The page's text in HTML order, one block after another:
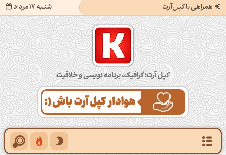
همراهی با کپل‌آرت شنبه 17 مرداد
کپل‌آرت؛ گرافیک، برنامه‌نویسی و خلاقیت